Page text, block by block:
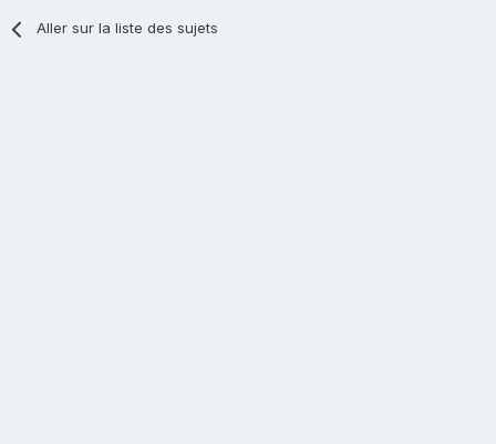
Aller sur la liste des sujets